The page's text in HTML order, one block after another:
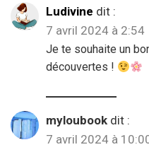
Ludivine dit :
7 avril 2024 à 2:54
Je te souhaite un
découvertes !
myloubook dit :
7 avril 2024 à